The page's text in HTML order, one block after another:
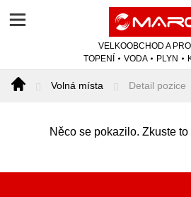
VELKOOBCHOD A
TOPENÍ
VODA PLYN
Volná místa Detail pozice
Něco se pokazilo. Zkuste